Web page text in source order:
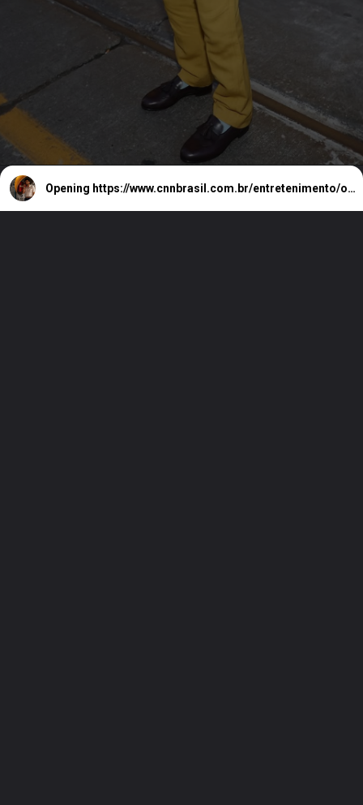
Opening https://www.cnnbrasil.com.br/entretenimento/o-agente-secreto-e-escolhido-para-representar-o-brasil-no-oscar/